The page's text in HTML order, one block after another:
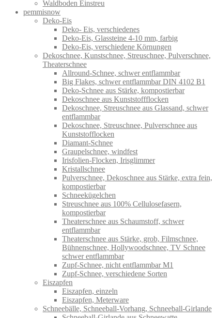
Waldboden Einstreu
pemmisnow
Deko-Eis
Deko- Eis, verschiedenes
Deko-Eis, Glassteine 4-10 mm, farbig
Deko-Eis, verschiedene Körnungen
Dekoschnee, Kunstschnee, Streuschnee, Pulverschnee,
Theaterschnee
Allround-Schnee, schwer entflammbar
Big Flakes, schwer entflammbar DIN 4102 B1
Deko-Schnee aus Stärke, kompostierbar
Dekoschnee aus Kunststoffflocken
Dekoschnee, Streuschnee aus Glassand, schwer
entflammbar
Dekoschnee, Streuschnee, Pulverschnee aus
Kunststofflocken
Diamant-Schnee
Graupelschnee, windfest
Irisfolien-Flocken, Irisglimmer
Kristallschnee
Pulverschnee, Dekoschnee aus Stärke, extra fein,
kompostierbar
Schneekügelchen
Streuschnee aus 100% Cellulosefasern,
kompostierbar
Theaterschnee aus Schaumstoff, schwer
entflammbar
Theaterschnee aus Stärke, grob, Filmschnee,
Bühnenschnee, Hollywoodschnee, TV Schnee
schwer entflammbar
Zupf-Schnee, nicht entflammbar M1
Zupf-Schnee, verschiedene Sorten
Eiszapfen
Eiszapfen, einzeln
Eiszapfen, Meterware
Schneebälle, Schneeball-Vorhang, Schneeball-Girlande